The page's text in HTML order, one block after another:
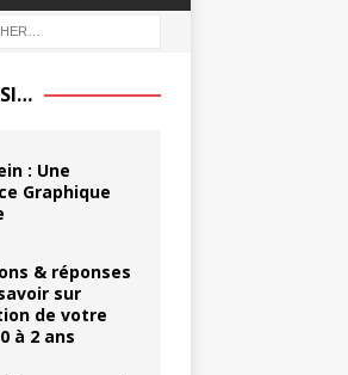
: Une
Graphique
& réponses
sur
de votre
à 2 ans